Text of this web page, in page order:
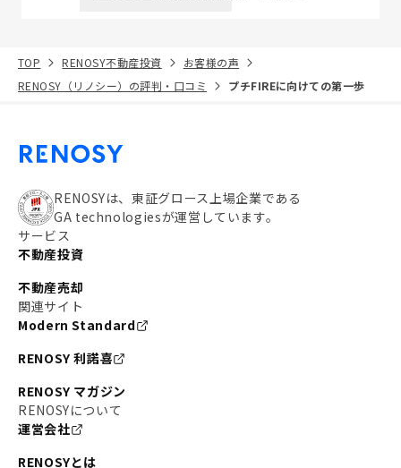
TOP RENOSY不動産投資
お客様の声
RENOSY（リノシー）の評判・口コミ
プチFIREに向けての第一歩
RENOSYは、東証グロース上場企業である
GA technologiesが運営しています。
サービス
不動産投資
不動産売却
関連サイト
Modern Standard
RENOSY 利諾喜
RENOSY マガジン
RENOSYについて
運営会社
RENOSYとは